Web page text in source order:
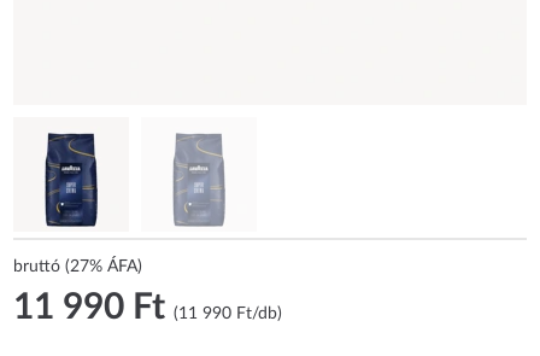
bruttó (27% ÁFA)
11 990 Ft(11 990 Ft/db)